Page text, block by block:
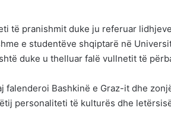
të pranishmit duke ju referuar
e studentëve shqiptarë në
duke u thelluar falë vullnetit të
falenderoi Bashkinë e Graz-it dhe
personaliteti të kulturës dhe